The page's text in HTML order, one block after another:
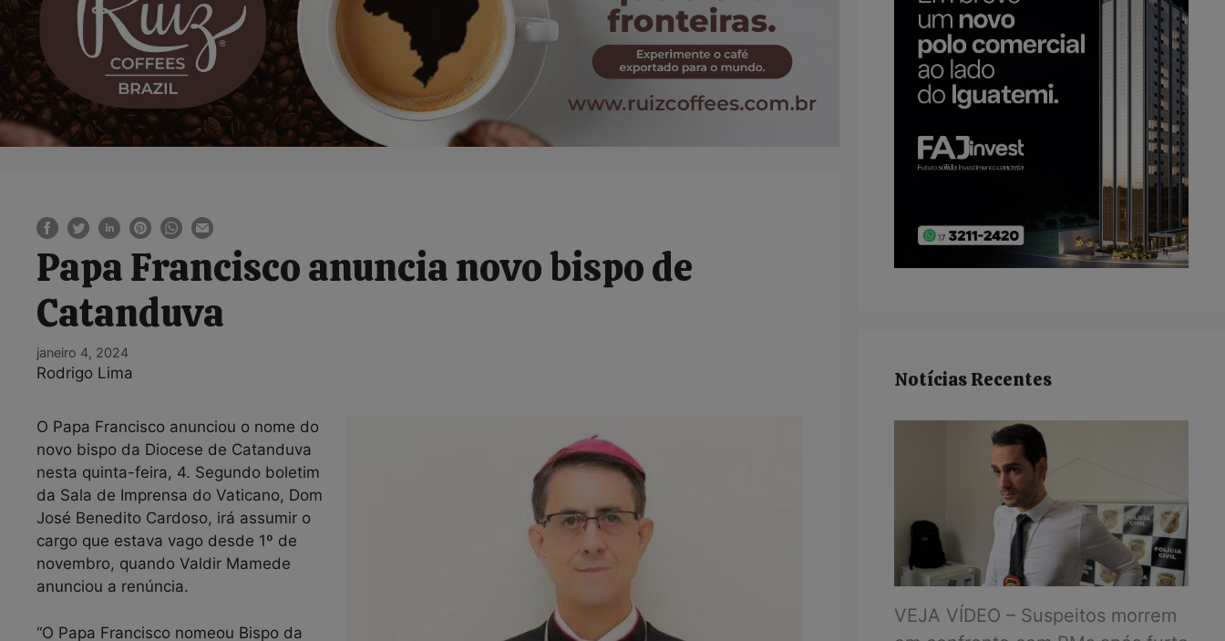
Papa Francisco anuncia novo bispo de
Catanduva
janeiro 4, 2024
Rodrigo Lima
O Papa Francisco anunciou o nome do
novo bispo da Diocese de Catanduva
nesta quinta-feira, 4. Segundo boletim
da Sala de Imprensa do Vaticano, Dom
José Benedito Cardoso, irá assumir o
cargo que estava vago desde 1º de
novembro, quando Valdir Mamede
anunciou a renúncia.
“O Papa Francisco nomeou Bispo da
Notícias Recentes
VEJA VÍDEO – Suspeitos morrem